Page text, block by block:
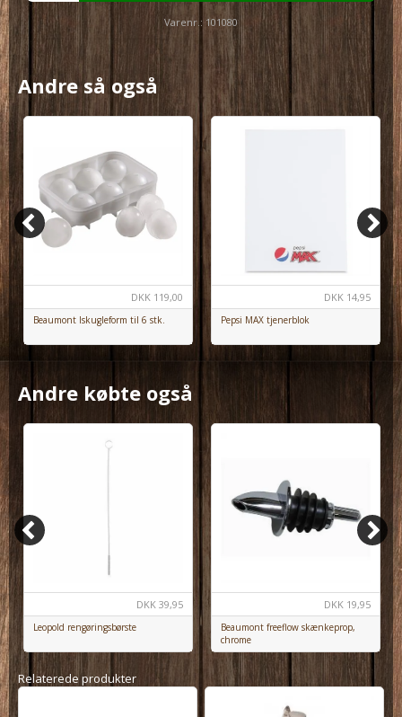
Varenr.: 101080
Andre så også
DKK 119,00
Beaumont Iskugleform til 6 stk.
DKK 14,95
Pepsi MAX tjenerblok
Andre købte også
DKK 39,95
Leopold rengøringsbørste
DKK 19,95
Beaumont freeflow skænkeprop,
chrome
Relaterede produkter